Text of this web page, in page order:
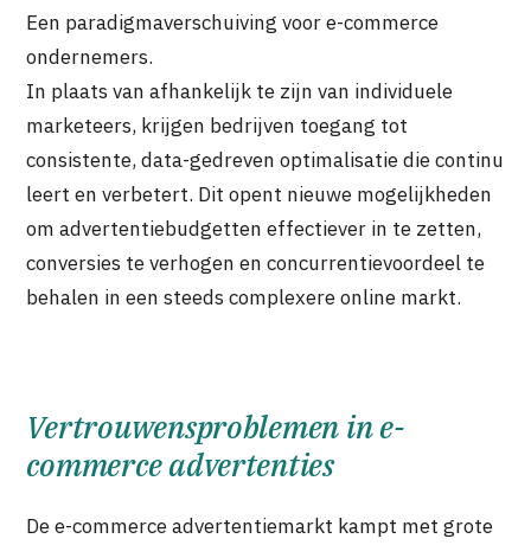
Een paradigmaverschuiving voor e-commerce
ondernemers.
In plaats van afhankelijk te zijn van individuele
marketeers, krijgen bedrijven toegang tot
consistente, data-gedreven optimalisatie die continu
leert en verbetert. Dit opent nieuwe mogelijkheden
om advertentiebudgetten effectiever in te zetten,
conversies te verhogen en concurrentievoordeel te
behalen in een steeds complexere online markt.
Vertrouwensproblemen in e-
commerce advertenties
De e-commerce advertentiemarkt kampt met grote